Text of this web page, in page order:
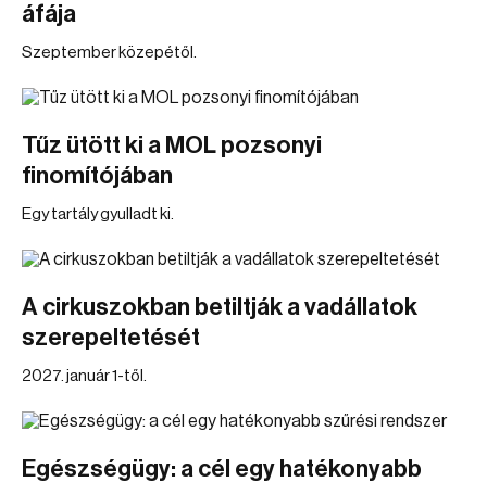
áfája
Szeptember közepétől.
Tűz ütött ki a MOL pozsonyi
finomítójában
Egy tartály gyulladt ki.
A cirkuszokban betiltják a vadállatok
szerepeltetését
2027. január 1-től.
Egészségügy: a cél egy hatékonyabb